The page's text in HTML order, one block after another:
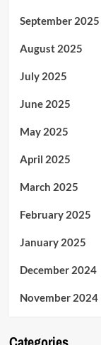
September 2025
August 2025
July 2025
June 2025
May 2025
April 2025
March 2025
February 2025
January 2025
December 2024
November 2024